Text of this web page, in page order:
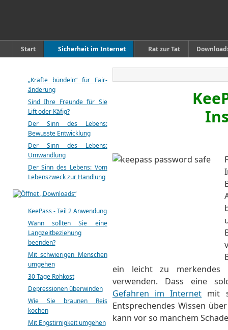
Start Sicherheit im Internet Rat zur Tat
ein leicht zu merkendes
verwenden. Dass eine
Gefahren im Internet mit
Entsprechendes Wissen
kann vor so manchem
„Kräfte bündeln“ für Fair-
änderung
Sind Ihre Freunde für Sie
Lift oder Käfig?
Der Sinn des Lebens:
Bewusste Entwicklung
Der Sinn des Lebens:
Umwandlung
Der Sinn des Lebens: Vom
Lebenszweck zur Handlung
KeePass - Teil 2 Anwendung
Wann sollten Sie eine
Langzeitbeziehung
beenden?
Mit schwierigen Menschen
umgehen
30 Tage Rohkost
Depressionen überwinden
Wie Sie braunen Reis
kochen
Mit Engstirnigkeit umgehen